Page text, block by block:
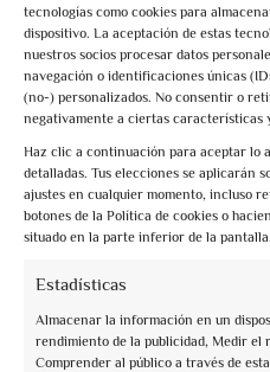
tecnologías como cookies para
dispositivo. La aceptación de estas
nuestros socios procesar datos
navegación o identificaciones únicas
(no-) personalizados. No consentir o
negativamente a ciertas características
Haz clic a continuación para aceptar lo
detalladas. Tus elecciones se aplicarán
ajustes en cualquier momento, incluso
botones de la Política de cookies o
situado en la parte inferior de la pantalla.
Estadísticas
Almacenar la información en un
rendimiento de la publicidad, Medir el
Comprender al público a través de